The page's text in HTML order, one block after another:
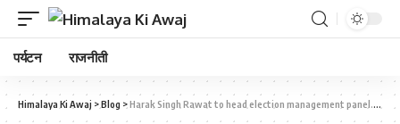
पर्यटन राजनीती
Himalaya Ki Awaj >Blog >Harak Singh Rawat to head election management panel. Harish Rawat excluded from major committees.